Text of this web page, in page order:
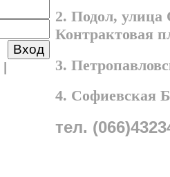
2. Подол,
Контрактовая
3.
4. Софиевская
тел.